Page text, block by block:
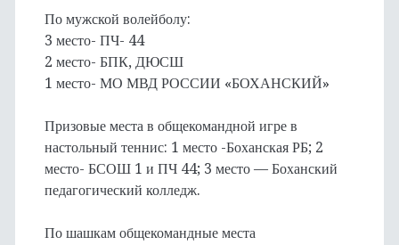
По мужской волейболу:
3 место- ПЧ- 44
2 место- БПК, ДЮСШ
1 место- МО МВД РОССИИ «БОХАНСКИЙ»
Призовые места в общекомандной игре в
настольный теннис: 1 место -Боханская РБ; 2
место- БСОШ 1 и ПЧ 44; 3 место — Боханский
педагогический колледж.
По шашкам общекомандные места